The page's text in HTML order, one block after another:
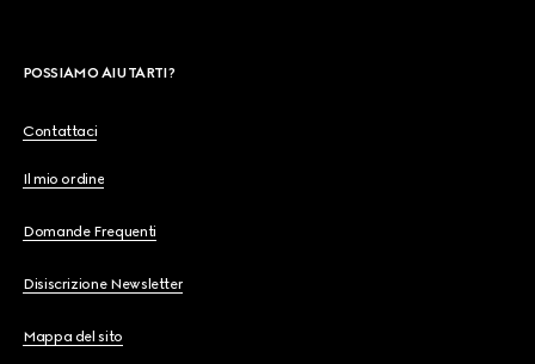
POSSIAMO AIUTARTI?
Contattaci
Il mio ordine
Domande Frequenti
Disiscrizione Newsletter
Mappa del sito